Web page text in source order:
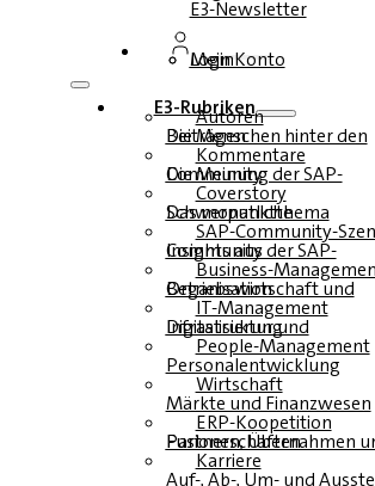
E3-Newsletter
Login
Mein Konto
E3-Rubriken
Autoren
Die Menschen hinter den Beiträgen
Kommentare
Die Meinung der SAP-Community
Coverstory
Das monatliche Schwerpunktthema
SAP-Community-
Insights aus der SAP-Community
Business-
Betriebswirtschaft und Organisation
IT-Management
Infrastruktur und Digitalisierung
People-Management
Personalentwicklung
Wirtschaft
Märkte und Finanzwesen
ERP-Koopetition
Fusionen, Übernahmen und Partnerschaften
Karriere
Auf-, Ab-, Um- und